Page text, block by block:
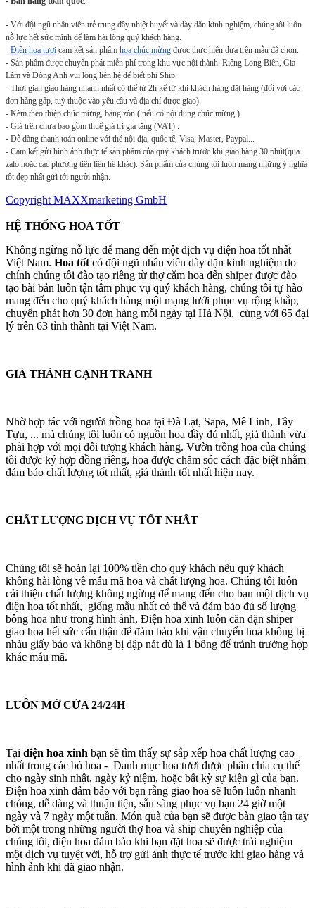
- Với đội ngũ nhân viên trẻ trung đầy nhiệt huyết và dày dặn kinh nghiệm, chúng tôi luôn
nỗ lực hết sức mình để làm hài lòng quý khách hàng.
- Điện hoa tươi cam kết sản phẩm hoa chúc mừng được thực hiện dựa trên mẫu đã chọn.
- Sản phẩm được chuyển phát miễn phí trong khu vực nội thành. Riêng Long Biên, Gia
Lâm và Đông Anh vui lòng liên hệ để biết phí Ship.
- Thời gian giao hàng nhanh nhất có thể từ 2h kể từ khi khách hàng đặt hàng (đối với các
đơn hàng gấp, tuỳ thuộc vào yêu cầu và địa chỉ được giao).
- Kèm theo thiệp chúc mừng, băng zôn ( nếu có nội dung chúc mừng ).
- Giá trên chưa bao gồm thuế giá trị gia tăng (VAT) .
- Dễ dàng thanh toán online với thẻ nội địa, quốc tế, Visa, Master, Paypal...
- Cam kết gửi hình ảnh thực tế sản phẩm của quý khách trước khi giao hàng 30 phút(qua
zalo hoặc các phương tiện liên hệ khác). Sản phẩm của chúng tôi luôn mang những ý nghĩa
tốt đẹp nhất gửi tới người nhận.
Copyright MAXXmarketing GmbH
HỆ THỐNG HOA TỐT
Không ngừng nỗ lực để mang đến một dịch vụ điện hoa tốt nhất
Việt Nam. Hoa tốt có đội ngũ nhân viên dày dặn kinh nghiệm do
chính chúng tôi đào tạo riêng từ thợ cắm hoa đến shiper được đào
tạo bài bản luôn tận tâm phục vụ quý khách hàng, chúng tôi tự hào
mang đến cho quý khách hàng một mạng lưới phục vụ rộng khắp,
chuyển phát hơn 30 đơn hàng mỗi ngày tại Hà Nội, cùng với 65 đại
lý trên 63 tỉnh thành tại Việt Nam.
GIÁ THÀNH CẠNH TRANH
Nhờ hợp tác với người trồng hoa tại Đà Lạt, Sapa, Mê Linh, Tây
Tựu, ... mà chúng tôi luôn có nguồn hoa đầy đủ nhất, giá thành vừa
phải hợp với mọi đối tượng khách hàng. Vườn trồng hoa của chúng
tôi được ký hợp đồng riêng, hoa được chăm sóc cách đặc biệt nhằm
đảm bảo chất lượng tốt nhất, giá thành tốt nhất hiện nay.
CHẤT LƯỢNG DỊCH VỤ TỐT NHẤT
Chúng tôi sẽ hoàn lại 100% tiền cho quý khách nếu quý khách
không hài lòng về mẫu mã hoa và chất lượng hoa. Chúng tôi luôn
cải thiện chất lượng không ngừng để mang đến cho bạn một dịch vụ
điện hoa tốt nhất, giống mẫu nhất có thể và đảm bảo đủ số lượng
bông hoa như trong hình ảnh, Điện hoa xinh luôn căn dặn shiper
giao hoa hết sức cẩn thận để đảm bảo khi vận chuyển hoa không bị
nhàu giấy báo và không bị dập nát dù là 1 bông để tránh trường hợp
khác mẫu mã.
LUÔN MỞ CỬA 24/24H
Tại điện hoa xinh bạn sẽ tìm thấy sự sắp xếp hoa chất lượng cao
nhất trong các bó hoa - Danh mục hoa tươi được phân chia cụ thể
cho ngày sinh nhật, ngày kỷ niệm, hoặc bất kỳ sự kiện gì của bạn.
Điện hoa xinh đảm bảo với bạn rằng giao hoa sẽ luôn luôn nhanh
chóng, dễ dàng và thuận tiện, sẵn sàng phục vụ bạn 24 giờ một
ngày và 7 ngày một tuần. Món quà của bạn sẽ được bàn giao tận tay
bởi một trong những người thợ hoa và ship chuyên nghiệp của
chúng tôi, điện hoa đảm bảo khi bạn đặt hoa sẽ được trải nghiệm
một dịch vụ tuyệt vời, hỗ trợ gửi ảnh thực tế trước khi giao hàng và
hình ảnh khi đã giao nhận.